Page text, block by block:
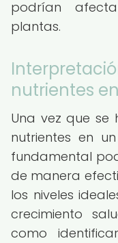
podrían
plantas.
nutrientes
Una vez que se
nutrientes en
fundamental
de manera
los niveles
crecimiento
como